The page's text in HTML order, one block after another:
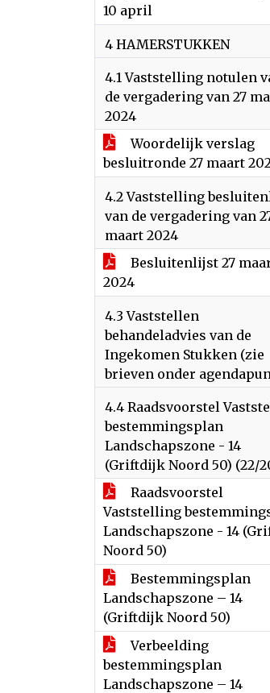
10 april
4 HAMERSTUKKEN
4.1 Vaststelling notulen
de vergadering van 27
2024
Woordelijk verslag
besluitronde 27 maart
4.2 Vaststelling
van de vergadering van
maart 2024
Besluitenlijst 27
2024
4.3 Vaststellen
behandeladvies van de
Ingekomen Stukken (zie
brieven onder
4.4 Raadsvoorstel
bestemmingsplan
Landschapszone - 14
(Griftdijk Noord 50) (22/
Raadsvoorstel
Vaststelling
Landschapszone - 14
Noord 50)
Bestemmingsplan
Landschapszone – 14
(Griftdijk Noord 50)
Verbeelding
bestemmingsplan
Landschapszone – 14